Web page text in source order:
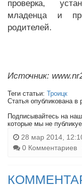
проверка,
младенца и
родителей.
Источник:
Теги статьи: Троицк
Статья опубликована в
Подписывайтесь на
которые мы не
28 мар 2014,
0 Комментариев